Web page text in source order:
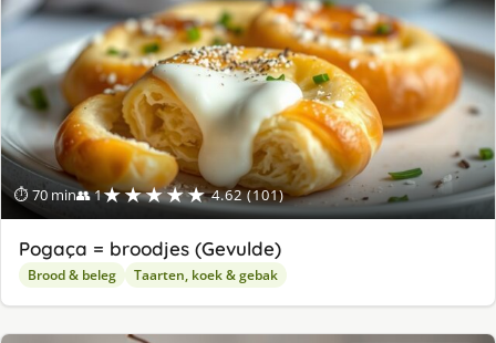
⏱ 70 min👥 1★★★★★ 4.62 (101)
Pogaça = broodjes (Gevulde)
Brood & beleg Taarten, koek & gebak